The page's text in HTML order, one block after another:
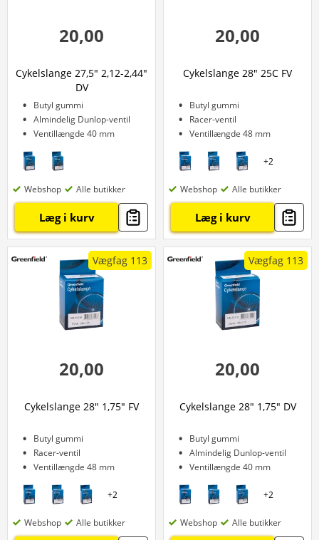
20,00
Cykelslange 27,5" 2,12-2,44"
DV
Butyl gummi
Almindelig Dunlop-ventil
Ventillængde 40 mm
Webshop Alle butikker
Læg i kurv
20,00
Cykelslange 28" 25C FV
Butyl gummi
Racer-ventil
Ventillængde 48 mm
+2
Webshop Alle butikker
Læg i kurv
Vægfag 113
20,00
Cykelslange 28" 1,75" FV
Butyl gummi
Racer-ventil
Ventillængde 48 mm
+2
Webshop Alle butikker
Vægfag 113
20,00
Cykelslange 28" 1,75" DV
Butyl gummi
Almindelig Dunlop-ventil
Ventillængde 40 mm
+2
Webshop Alle butikker